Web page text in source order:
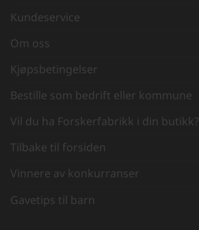
Kundeservice
Om oss
Kjøpsbetingelser
Bestille som bedrift eller kommune
Vil du ha Forskerfabrikk i din butikk?
Tilbake til forsiden
Vinnere av konkurranser
Gavetips til barn